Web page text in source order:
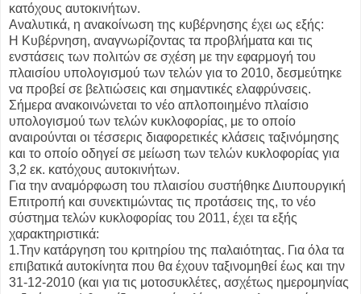
κατόχους αυτοκινήτων.
Αναλυτικά, η ανακοίνωση της κυβέρνησης έχει ως εξής:
Η Κυβέρνηση, αναγνωρίζοντας τα προβλήματα και τις
ενστάσεις των πολιτών σε σχέση με την εφαρμογή του
πλαισίου υπολογισμού των τελών για το 2010, δεσμεύτηκε
να προβεί σε βελτιώσεις και σημαντικές ελαφρύνσεις.
Σήμερα ανακοινώνεται το νέο απλοποιημένο πλαίσιο
υπολογισμού των τελών κυκλοφορίας, με το οποίο
αναιρούνται οι τέσσερις διαφορετικές κλάσεις ταξινόμησης
και το οποίο οδηγεί σε μείωση των τελών κυκλοφορίας για
3,2 εκ. κατόχους αυτοκινήτων.
Για την αναμόρφωση του πλαισίου συστήθηκε Διυπουργική
Επιτροπή και συνεκτιμώντας τις προτάσεις της, το νέο
σύστημα τελών κυκλοφορίας του 2011, έχει τα εξής
χαρακτηριστικά:
1.Την κατάργηση του κριτηρίου της παλαιότητας. Για όλα τα
επιβατικά αυτοκίνητα που θα έχουν ταξινομηθεί έως και την
31-12-2010 (και για τις μοτοσυκλέτες, ασχέτως ημερομηνίας